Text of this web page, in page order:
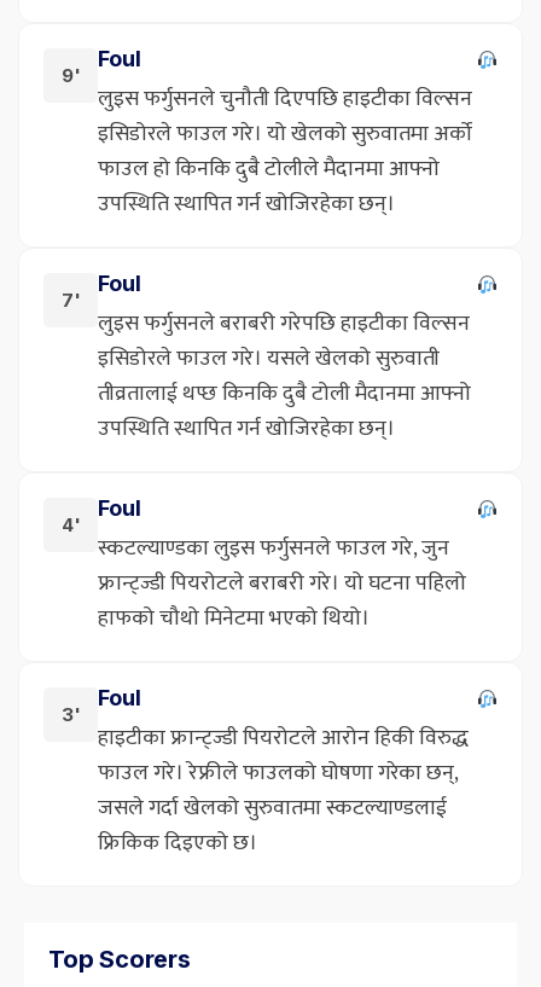
9'
Foul
लुइस फर्गुसनले चुनौती दिएपछि हाइटीका विल्सन
इसिडोरले फाउल गरे। यो खेलको सुरुवातमा अर्को
फाउल हो किनकि दुबै टोलीले मैदानमा आफ्नो
उपस्थिति स्थापित गर्न खोजिरहेका छन्।
7'
Foul
लुइस फर्गुसनले बराबरी गरेपछि हाइटीका विल्सन
इसिडोरले फाउल गरे। यसले खेलको सुरुवाती
तीव्रतालाई थप्छ किनकि दुबै टोली मैदानमा आफ्नो
उपस्थिति स्थापित गर्न खोजिरहेका छन्।
4'
Foul
स्कटल्याण्डका लुइस फर्गुसनले फाउल गरे, जुन
फ्रान्ट्ज्डी पियरोटले बराबरी गरे। यो घटना पहिलो
हाफको चौथो मिनेटमा भएको थियो।
3'
Foul
हाइटीका फ्रान्ट्ज्डी पियरोटले आरोन हिकी विरुद्ध
फाउल गरे। रेफ्रीले फाउलको घोषणा गरेका छन्,
जसले गर्दा खेलको सुरुवातमा स्कटल्याण्डलाई
फ्रिकिक दिइएको छ।
Top Scorers